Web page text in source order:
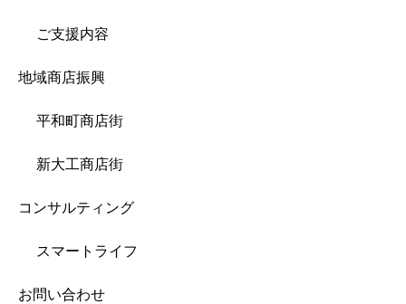
ご支援内容
地域商店振興
平和町商店街
新大工商店街
コンサルティング
スマートライフ
お問い合わせ